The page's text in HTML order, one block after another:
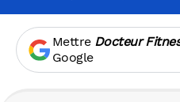
Mettre Docteur
Google